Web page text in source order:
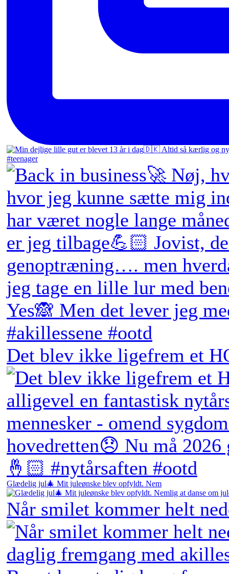
Det blev ikke ligefrem et
Glædelig jul🎄 Mit juleønske blev opfyldt. Nem
Når smilet kommer helt